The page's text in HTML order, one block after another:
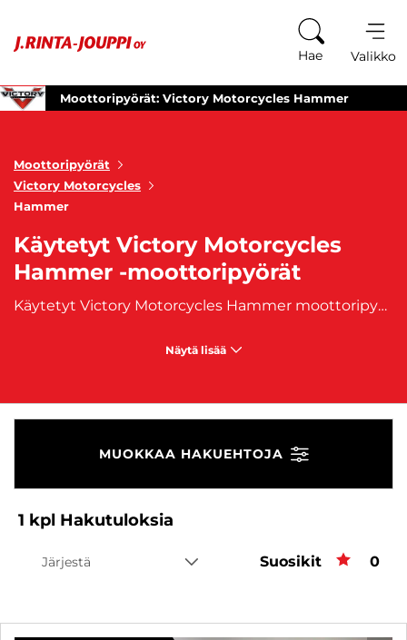
Hae Valikko
Moottoripyörät: Victory Motorcycles Hammer
Moottoripyörät
Victory Motorcycles
Hammer
Käytetyt Victory Motorcycles
Hammer -moottoripyörät
Käytetyt Victory Motorcycles Hammer moottoripyörät odottavat sinua – voimaa, tyyliä ja räätälöityjä ajoelämyksiä. Victory Motorcycles Hammer on moottoripyöräsarja, joka tunnetaan voimakkaasta suorituskyvystään, ainutlaatuisesta muotoilustaan ja räätälöitävyydestään tarjoten unohtumattomia ajohetkiä tiellä. Käytetyt Victory Motorcycles Hammer moottoripyörämme ovat huolella valittuja ja valmiita viemään sinut voiman ja tyylin maailmaan. Valikoimastamme löydät erilaisia malleja, jotka tarjoavat voimakasta suorituskykyä, tarkkaa ajodynamiikkaa ja räätälöitäviä ominaisuuksia. Jokainen moottoripyörä yhdistää voiman, tyylin ja räätälöityjen ajoelämysten parhaalla mahdollisella tavalla. Selaa valikoimaamme ja löydä itsellesi sopiva käytetty Victory Motorcycles Hammer moottoripyörä. Kattavat kuvaukset ja tiedot auttavat sinua tekemään informoidun päätöksen. Omista voimakas, tyylikäs ja räätälöity ajokumppani ja lähde matkaan Victory Motorcycles Hammerin kanssa. Koe voiman, tyylin ja räätälöityjen ajoelämysten täydellinen yhdistelmä jokaisella ajomatkalla.
Näytä lisää
MUOKKAA HAKUEHTOJA
1 kpl Hakutuloksia
Järjestä Suosikit 0